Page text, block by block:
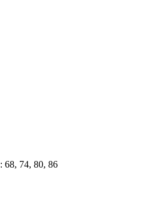
: 68, 74, 80, 86